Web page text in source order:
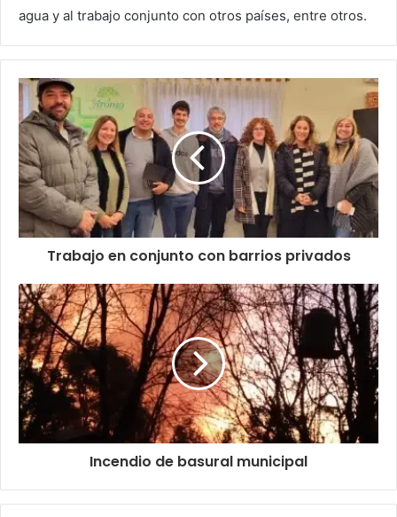
agua y al trabajo conjunto con otros países, entre otros.
Trabajo en conjunto con barrios privados
Incendio de basural municipal